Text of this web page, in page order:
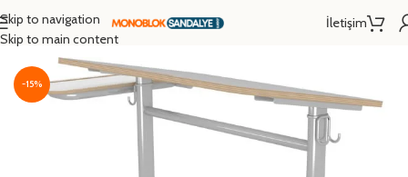
Skip to navigation
Skip to main content
İletişim
Ana Sayfa /Okul Sırası
-15%